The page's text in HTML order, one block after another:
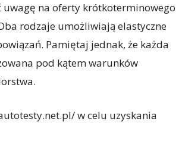
uwagę na oferty krótkoterminowego
rodzaje umożliwiają elastyczne
Pamiętaj jednak, że każda
pod kątem warunków
w celu uzyskania